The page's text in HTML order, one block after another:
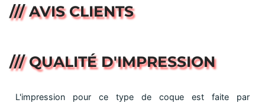
/// AVIS CLIENTS
/// QUALITÉ D'IMPRESSION
L'impression pour ce type de coque est faite par